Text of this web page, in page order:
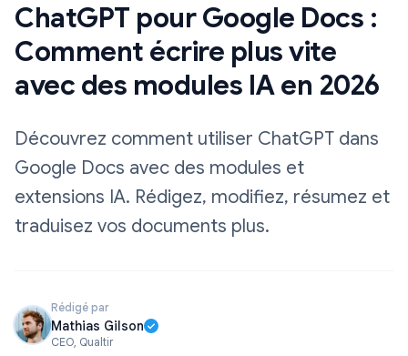
ChatGPT pour Google Docs :
Comment écrire plus vite
avec des modules IA en 2026
Découvrez comment utiliser ChatGPT dans
Google Docs avec des modules et
extensions IA. Rédigez, modifiez, résumez et
traduisez vos documents plus.
Rédigé par
Mathias Gilson
CEO, Qualtir